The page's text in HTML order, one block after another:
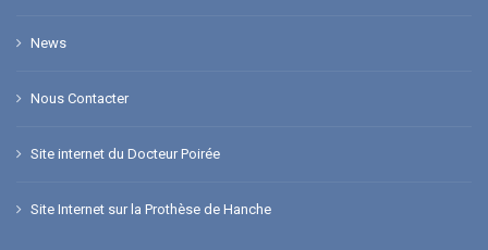
News
Nous Contacter
Site internet du Docteur Poirée
Site Internet sur la Prothèse de Hanche